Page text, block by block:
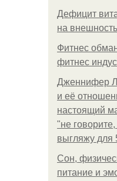
Дефицит
на внешность
Фитнес
фитнес
Дженнифер
и её
настоящий
"не
выгляжу для
Сон,
питание и